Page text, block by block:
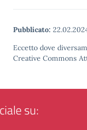
Pubblicato:
Eccetto dove
Creative Commons
su: